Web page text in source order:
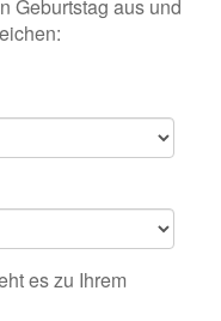
Geburtstag aus und
es zu Ihrem